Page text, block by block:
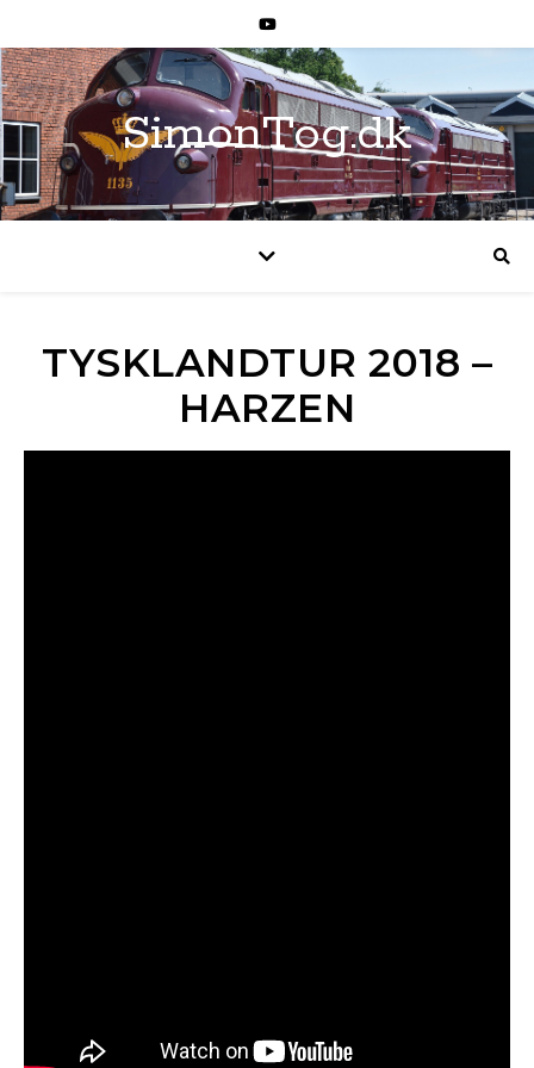
SimonTog.dk
TYSKLANDTUR 2018 –
HARZEN